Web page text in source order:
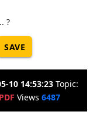
?
SAVE
10 14:53:23 Topic:
Views 6487